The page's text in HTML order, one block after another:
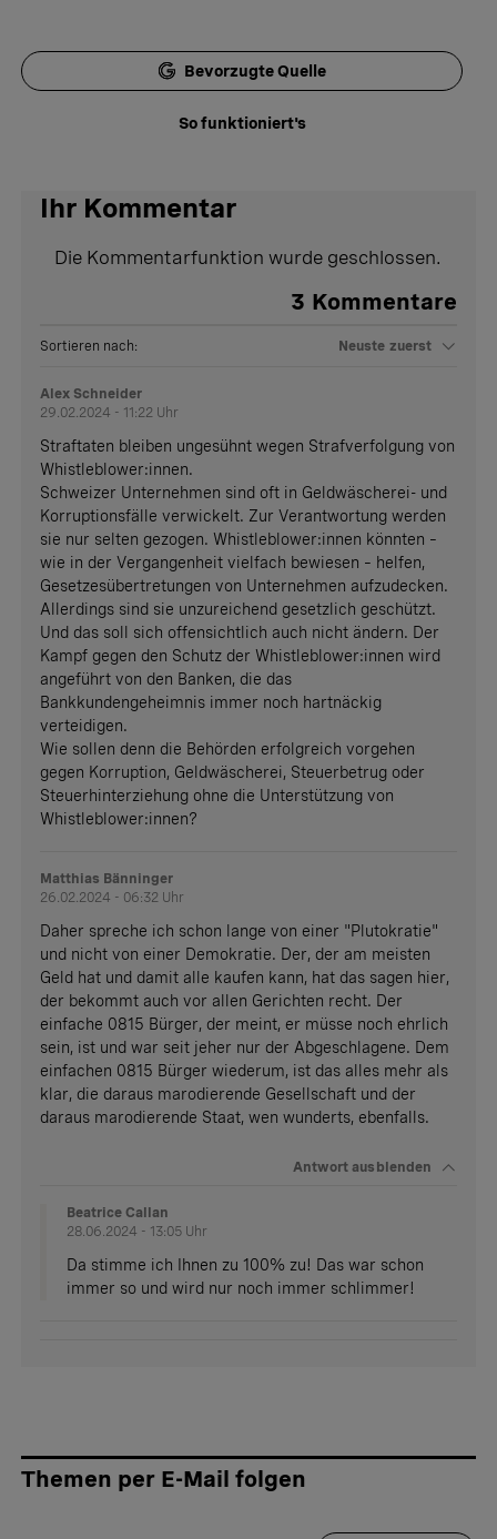
Bevorzugte Quelle
So funktioniert's
Ihr Kommentar
Die Kommentarfunktion wurde geschlossen.
3 Kommentare
Sortieren nach: Neuste zuerst
Alex Schneider
29.02.2024 - 11:22 Uhr
Straftaten bleiben ungesühnt wegen Strafverfolgung von
Whistleblower:innen.
Schweizer Unternehmen sind oft in Geldwäscherei- und
Korruptionsfälle verwickelt. Zur Verantwortung werden
sie nur selten gezogen. Whistleblower:innen könnten –
wie in der Vergangenheit vielfach bewiesen – helfen,
Gesetzesübertretungen von Unternehmen aufzudecken.
Allerdings sind sie unzureichend gesetzlich geschützt.
Und das soll sich offensichtlich auch nicht ändern. Der
Kampf gegen den Schutz der Whistleblower:innen wird
angeführt von den Banken, die das
Bankkundengeheimnis immer noch hartnäckig
verteidigen.
Wie sollen denn die Behörden erfolgreich vorgehen
gegen Korruption, Geldwäscherei, Steuerbetrug oder
Steuerhinterziehung ohne die Unterstützung von
Whistleblower:innen?
Matthias Bänninger
26.02.2024 - 06:32 Uhr
Daher spreche ich schon lange von einer "Plutokratie"
und nicht von einer Demokratie. Der, der am meisten
Geld hat und damit alle kaufen kann, hat das sagen hier,
der bekommt auch vor allen Gerichten recht. Der
einfache 0815 Bürger, der meint, er müsse noch ehrlich
sein, ist und war seit jeher nur der Abgeschlagene. Dem
einfachen 0815 Bürger wiederum, ist das alles mehr als
klar, die daraus marodierende Gesellschaft und der
daraus marodierende Staat, wen wunderts, ebenfalls.
Antwortausblenden
Beatrice Callan
28.06.2024 - 13:05 Uhr
Da stimme ich Ihnen zu 100% zu! Das war schon
immer so und wird nur noch immer schlimmer!
Themen per E-Mail folgen